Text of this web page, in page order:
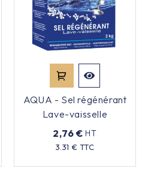


AQUA - Sel régénérant
Lave-vaisselle
2,76 € HT
3.31 € TTC
Prix